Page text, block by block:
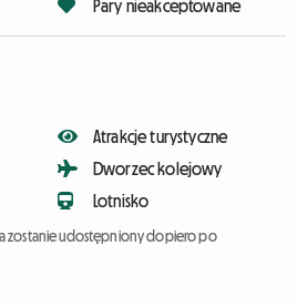
Pary nieakceptowane
Atrakcje turystyczne
Dworzec kolejowy
Lotnisko
zostanie udostępniony dopiero po